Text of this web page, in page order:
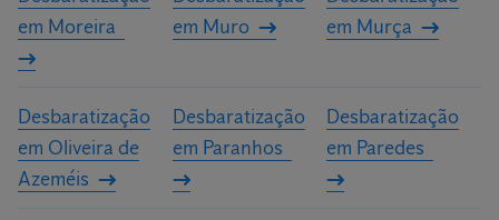
em Moreira
em Muro
em Murça
Desbaratização
em Oliveira de
Azeméis
Desbaratização
em Paranhos
Desbaratização
em Paredes